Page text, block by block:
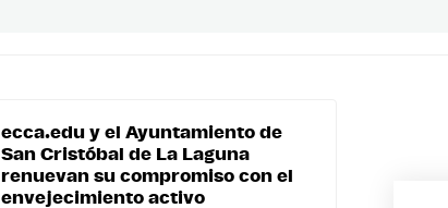
ecca.edu y el Ayuntamiento de
San Cristóbal de La Laguna
renuevan su compromiso con el
envejecimiento activo